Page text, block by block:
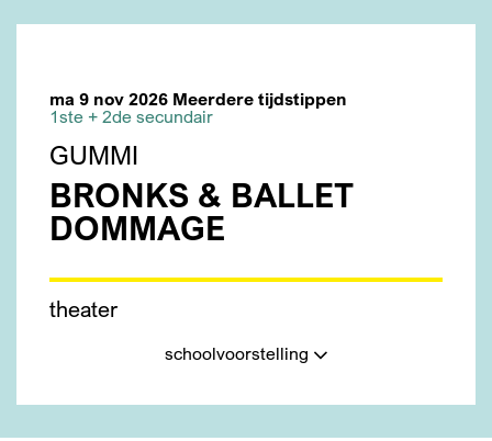
GUMMI
BRONKS & BALLET
DOMMAGE
1ste + 2de secundair
ma 9 nov 2026 Meerdere tijdstippen
theater
schoolvoorstelling